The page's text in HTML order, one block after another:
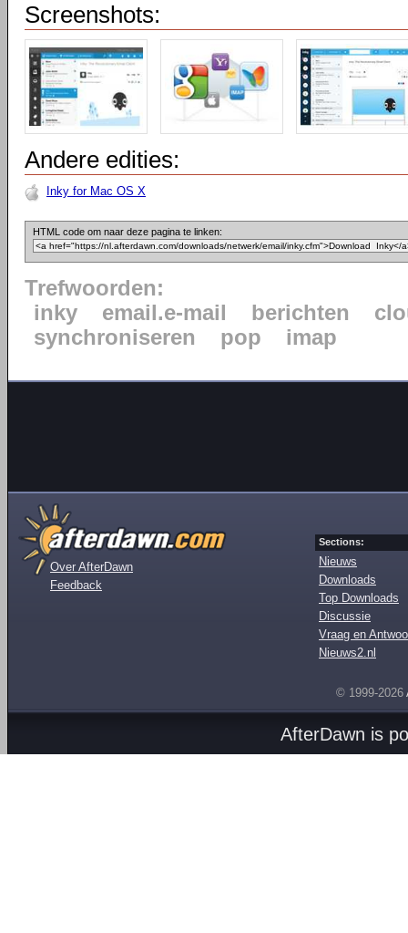
Screenshots:
Andere edities:
Inky for Mac OS X
HTML code om naar deze pagina te linken:
Trefwoorden:
inky
email.e-mail berichten
synchroniseren
pop imap
Over AfterDawn
Feedback
Sections:
Nieuws
Downloads
Top Downloads
Discussie
Vraag en
Nieuws2.nl
© 1999-2026
AfterDawn is